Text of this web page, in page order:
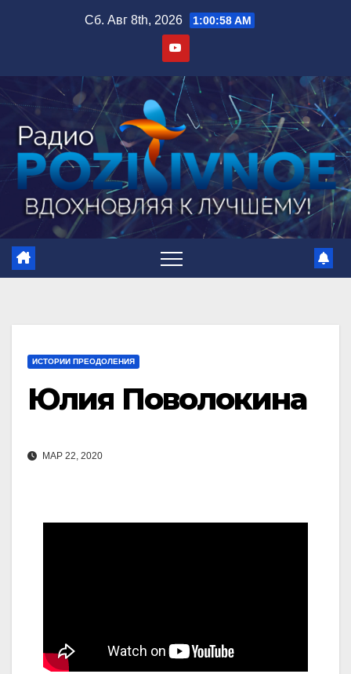
Сб. Авг 8th, 2026 1:00:59 AM
ИСТОРИИ ПРЕОДОЛЕНИЯ
Юлия Поволокина
МАР 22, 2020